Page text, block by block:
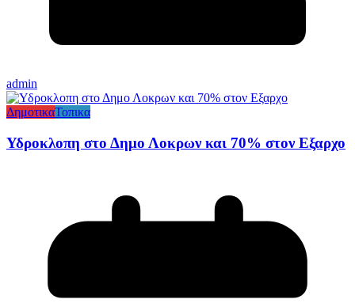
admin
ΔημοτικαΤοπικα
Υδροκλοπη στο Δημο Λοκρων και 70% στον Εξαρχο